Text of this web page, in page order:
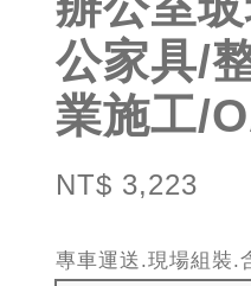
公家具/
業施工/
NT$ 3,223
專車運送.現場組裝.